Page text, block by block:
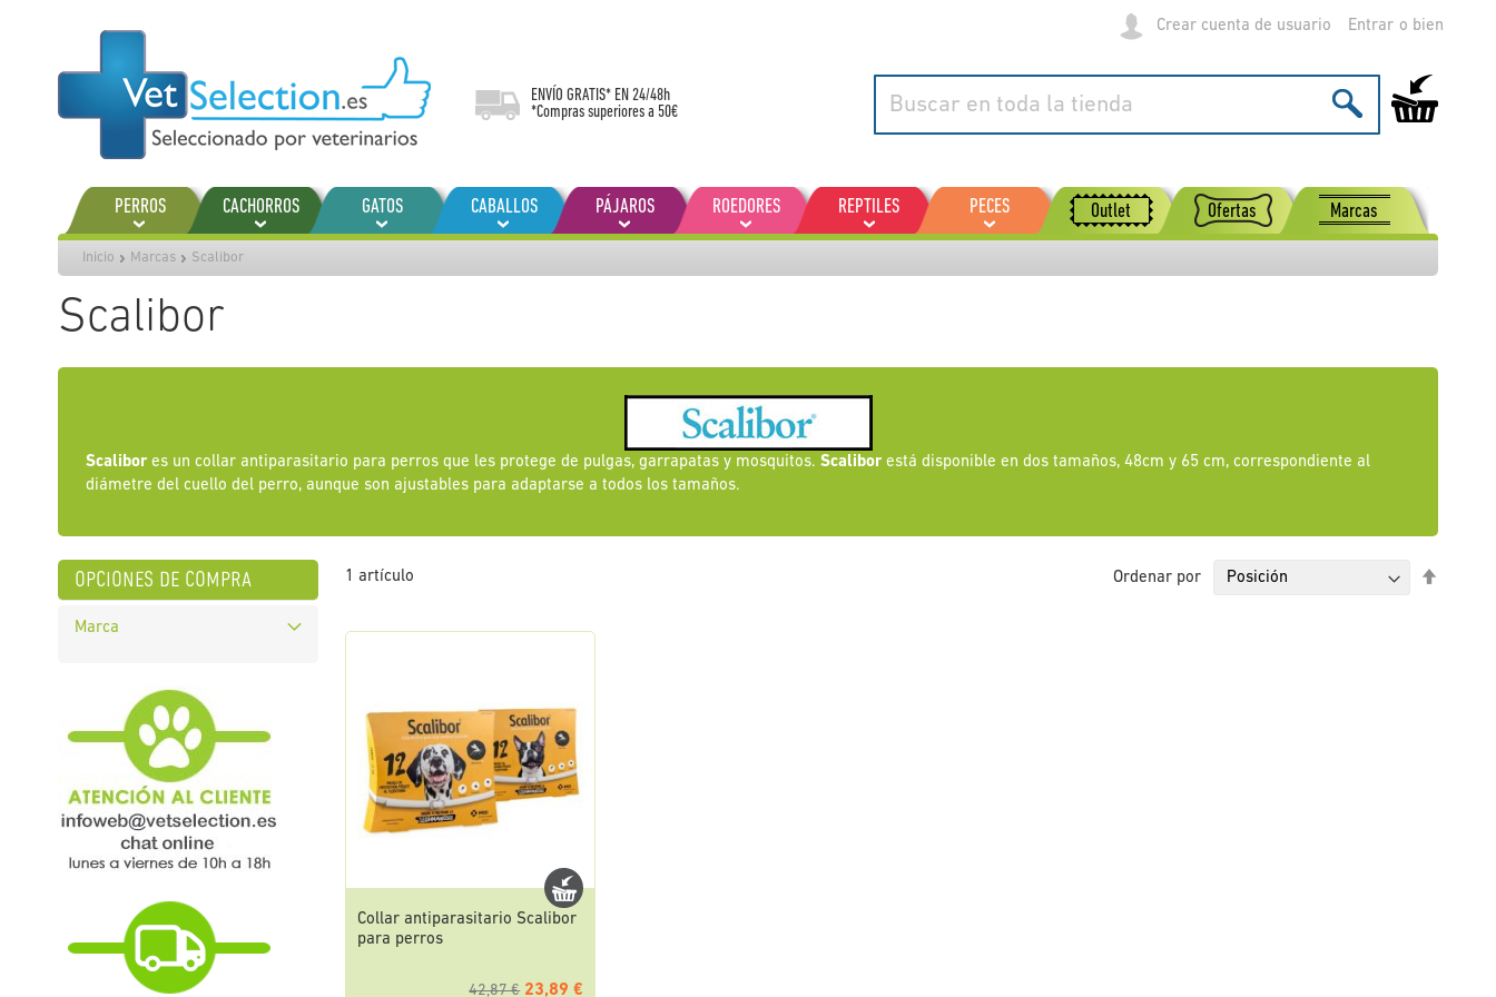
contenido
Crear cuenta de usuario Entrar
ENVÍO GRATIS* EN 24/48h
*Compras superiores a 50€
Mi carrito de
PERROS CACHORROS GATOS CABALLOS PÁJAROS ROEDORES REPTILES PECES Outlet Ofertas Marcas
Inicio Marcas Scalibor
Scalibor
Scalibores un collar antiparasitario para perros que les protege de pulgas, garrapatas y mosquitos. Scaliborestá disponible en dos tamaños, 48cm y 65 cm, correspondiente al
diámetre del cuello del perro, aunque son ajustables para adaptarse a todos los tamaños.
1 artículo Ordenar por
Collar antiparasitario Scalibor
para perros
42,87 € 23,89 €
opciones de compra
Marca